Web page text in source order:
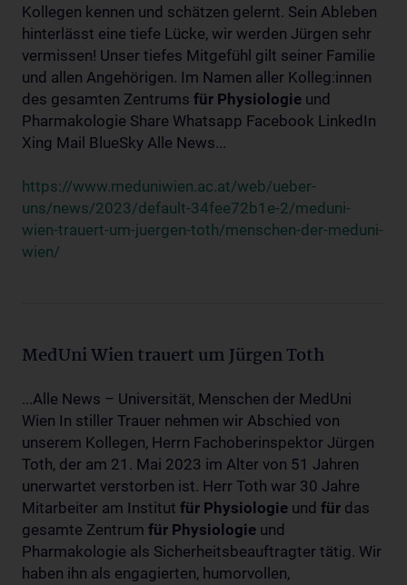
Kollegen kennen und schätzen gelernt. Sein Ableben
hinterlässt eine tiefe Lücke, wir werden Jürgen sehr
vermissen! Unser tiefes Mitgefühl gilt seiner Familie
und allen Angehörigen. Im Namen aller Kolleg:innen
des gesamten Zentrums für Physiologie und
Pharmakologie Share Whatsapp Facebook LinkedIn
Xing Mail BlueSky Alle News...
https://www.meduniwien.ac.at/web/ueber-
uns/news/2023/default-34fee72b1e-2/meduni-
wien-trauert-um-juergen-toth/menschen-der-meduni-
wien/
MedUni Wien trauert um Jürgen Toth
...Alle News – Universität, Menschen der MedUni
Wien In stiller Trauer nehmen wir Abschied von
unserem Kollegen, Herrn Fachoberinspektor Jürgen
Toth, der am 21. Mai 2023 im Alter von 51 Jahren
unerwartet verstorben ist. Herr Toth war 30 Jahre
Mitarbeiter am Institut für Physiologie und für das
gesamte Zentrum für Physiologie und
Pharmakologie als Sicherheitsbeauftragter tätig. Wir
haben ihn als engagierten, humorvollen,